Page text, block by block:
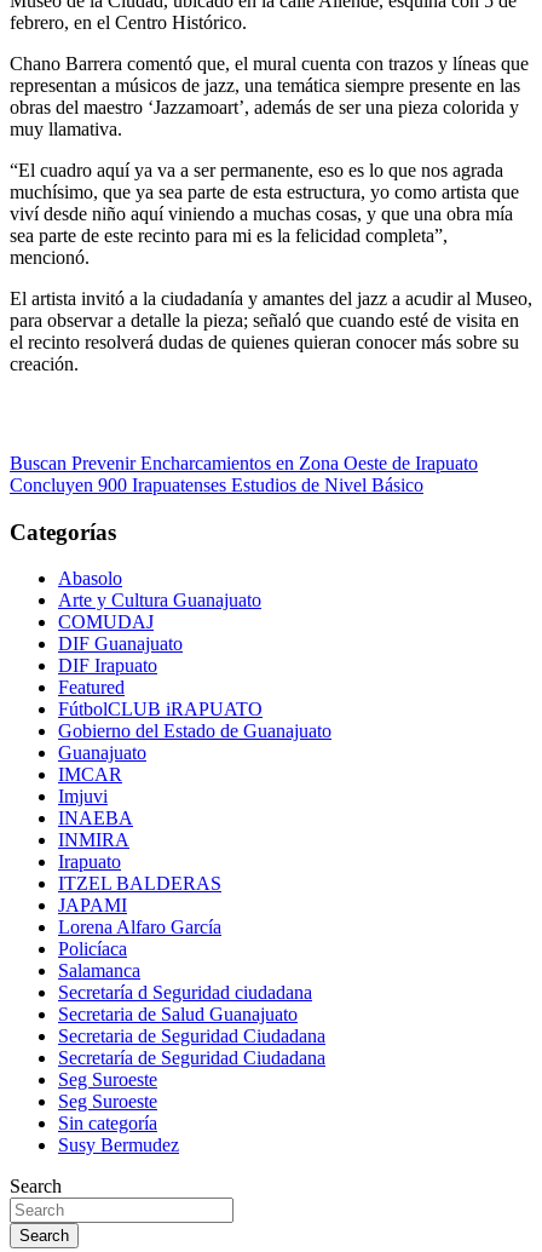
febrero, en el Centro Histórico.
Chano Barrera comentó que, el mural cuenta con trazos y líneas que
representan a músicos de jazz, una temática siempre presente en las
obras del maestro ‘Jazzamoart’, además de ser una pieza colorida y
muy llamativa.
“El cuadro aquí ya va a ser permanente, eso es lo que nos agrada
muchísimo, que ya sea parte de esta estructura, yo como artista que
viví desde niño aquí viniendo a muchas cosas, y que una obra mía
sea parte de este recinto para mi es la felicidad completa”,
mencionó.
El artista invitó a la ciudadanía y amantes del jazz a acudir al Museo,
para observar a detalle la pieza; señaló que cuando esté de visita en
el recinto resolverá dudas de quienes quieran conocer más sobre su
creación.
Navegación
de
entradas
Buscan Prevenir Encharcamientos en Zona Oeste de Irapuato
Concluyen 900 Irapuatenses Estudios de Nivel Básico
Categorías
Abasolo
Arte y Cultura Guanajuato
COMUDAJ
DIF Guanajuato
DIF Irapuato
Featured
FútbolCLUB iRAPUATO
Gobierno del Estado de Guanajuato
Guanajuato
IMCAR
Imjuvi
INAEBA
INMIRA
Irapuato
ITZEL BALDERAS
JAPAMI
Lorena Alfaro García
Policíaca
Salamanca
Secretaría d Seguridad ciudadana
Secretaria de Salud Guanajuato
Secretaria de Seguridad Ciudadana
Secretaría de Seguridad Ciudadana
Seg Suroeste
Seg Suroeste
Sin categoría
Susy Bermudez
Search
Search